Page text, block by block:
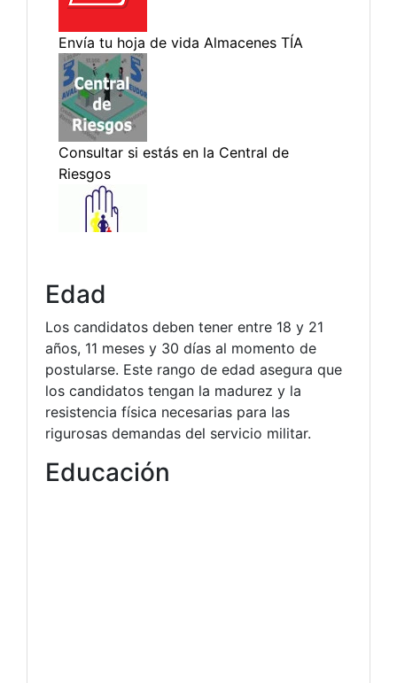
Edad
Los candidatos deben tener entre 18 y 21
años, 11 meses y 30 días al momento de
postularse. Este rango de edad asegura que
los candidatos tengan la madurez y la
resistencia física necesarias para las
rigurosas demandas del servicio militar.
Educación